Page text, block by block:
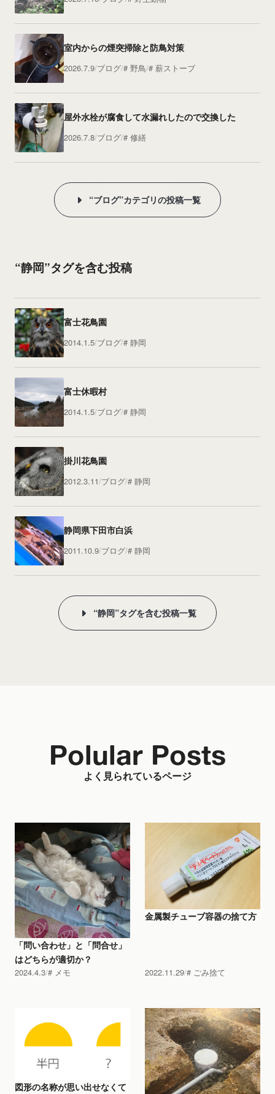
室内からの煙突掃除と防鳥対策
2026.7.9 ブログ 野鳥 薪ストーブ
屋外水栓が腐食して水漏れしたので交換した
2026.7.8 ブログ 修繕
“ブログ”カテゴリの投稿一覧
“静岡”タグを含む投稿
富士花鳥園
2014.1.5 ブログ 静岡
富士休暇村
2014.1.5 ブログ 静岡
掛川花鳥園
2012.3.11 ブログ 静岡
静岡県下田市白浜
2011.10.9 ブログ 静岡
“静岡”タグを含む投稿一覧
よく見られているページ
Polular Posts
「問い合わせ」と「問合せ」
はどちらが適切か？
2024.4.3 メモ
金属製チューブ容器の捨て方
2022.11.29 ごみ捨て
図形の名称が思い出せなくて